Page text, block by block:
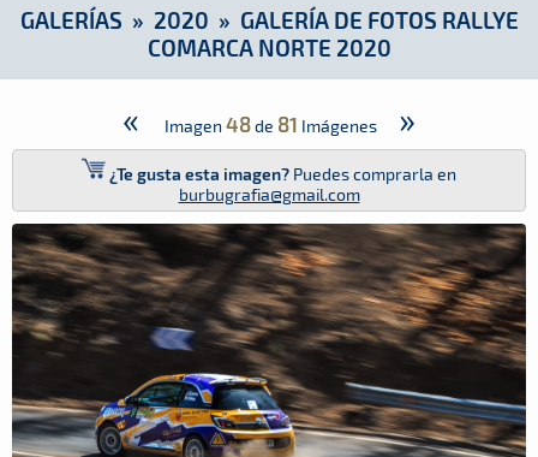
TIENDA
GALERÍAS » 2020 » GALERÍA DE FOTOS RALLYE
COMARCA NORTE 2020
« Imagen 48de 81 Imágenes »
¿Te gusta esta imagen? Puedes comprarla en
burbugrafia@gmail.com